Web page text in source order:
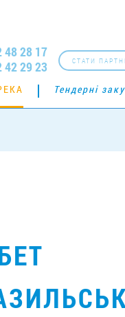
СТАТИ
48 28 17
42 29 23
Тендерні